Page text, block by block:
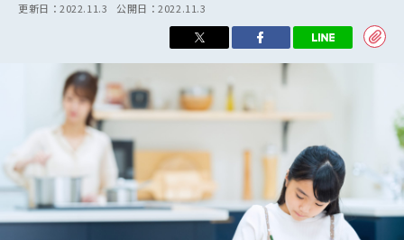
1歳
年中
年長
小学1年生
小学2年生
小学3年生
小学4年生
小学5年生
小学6年生
こそだてニュース
イベント
ニュース
そだち＆まなび
ワーク・ドリル
幼稚園・保育園
こそだて生活
更新日：2022.11.3 公開日：2022.11.3